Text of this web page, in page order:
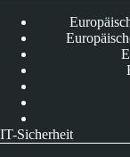
IT-Sicherheit